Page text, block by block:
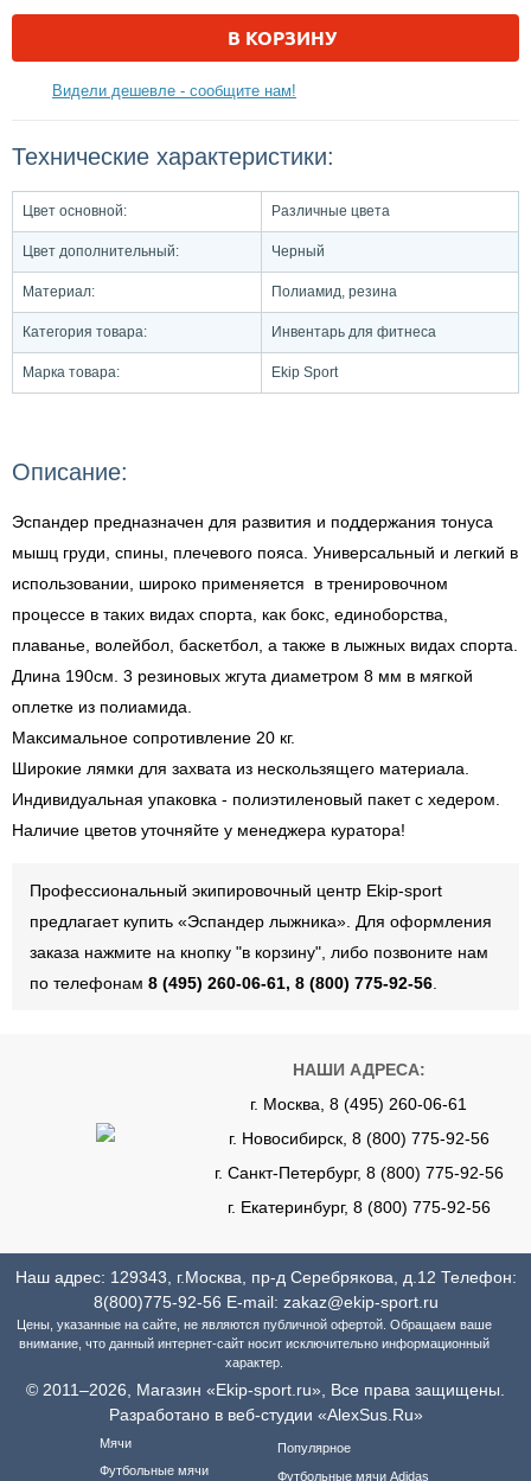
В КОРЗИНУ
Видели дешевле - сообщите нам!
Технические характеристики:
Цвет основной: Различные цвета
Цвет дополнительный: Черный
Материал: Полиамид, резина
Категория товара: Инвентарь для фитнеса
Марка товара: Ekip Sport
Описание:
Эспандер предназначен для развития и поддержания тонуса
мышц груди, спины, плечевого пояса. Универсальный и легкий в
использовании, широко применяется в тренировочном
процессе в таких видах спорта, как бокс, единоборства,
плаванье, волейбол, баскетбол, а также в лыжных видах спорта.
Длина 190см. 3 резиновых жгута диаметром 8 мм в мягкой
оплетке из полиамида.
Максимальное сопротивление 20 кг.
Широкие лямки для захвата из нескользящего материала.
Индивидуальная упаковка - полиэтиленовый пакет с хедером.
Наличие цветов уточняйте у менеджера куратора!
Профессиональный экипировочный центр Ekip-sport
предлагает купить «Эспандер лыжника». Для оформления
заказа нажмите на кнопку "в корзину", либо позвоните нам
по телефонам 8 (495) 260-06-61, 8 (800) 775-92-56
НАШИ АДРЕСА:
г. Москва, 8 (495) 260-06-61
г. Новосибирск, 8 (800) 775-92-56
г. Санкт-Петербург, 8 (800) 775-92-56
г. Екатеринбург, 8 (800) 775-92-56
Наш адрес: 129343, г.Москва, пр-д Серебрякова, д.12 Телефон:
8(800)775-92-56 E-mail: zakaz@ekip-sport.ru
Цены, указанные на сайте, не являются публичной офертой. Обращаем ваше
внимание, что данный интернет-сайт носит исключительно информационный
характер.
© 2011–2026, Магазин «Ekip-sport.ru», Все права защищены.
Разработано в веб-студии «AlexSus.Ru»
Мячи
Футбольные мячи
Популярное
Футбольные мячи Adidas